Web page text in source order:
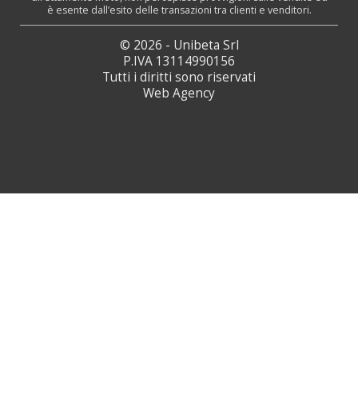
è esente dall’esito delle transazioni tra clienti e venditori.
© 2026 - Unibeta Srl
P.IVA 13114990156
Tutti i diritti sono riservati
Web Agency